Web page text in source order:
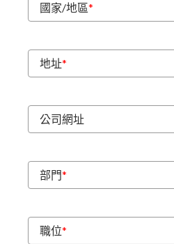
國家/地區*
地址*
公司網址
部門*
職位*